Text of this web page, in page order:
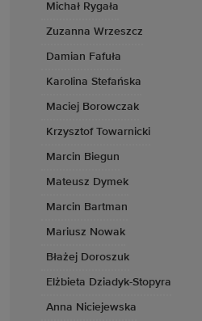
Michał Rygała
Zuzanna Wrzeszcz
Damian Fafuła
Karolina Stefańska
Maciej Borowczak
Krzysztof Towarnicki
Marcin Biegun
Mateusz Dymek
Marcin Bartman
Mariusz Nowak
Błażej Doroszuk
Elżbieta Dziadyk-Stopyra
Anna Niciejewska